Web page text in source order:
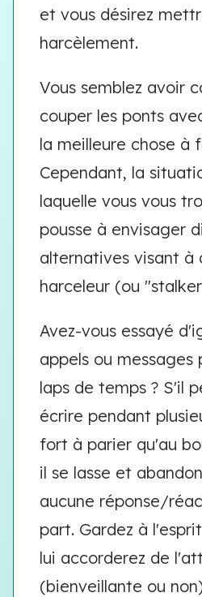
et vous désirez
harcèlement.
Vous semblez avoir
couper les ponts
la meilleure chose à
Cependant, la
laquelle vous vous
pousse à envisager
alternatives visant à
harceleur (ou
Avez-vous essayé
appels ou messages
laps de temps ? S'il
écrire pendant
fort à parier qu'au
il se lasse et
aucune réponse/
part. Gardez à
lui accorderez de
(bienveillante ou